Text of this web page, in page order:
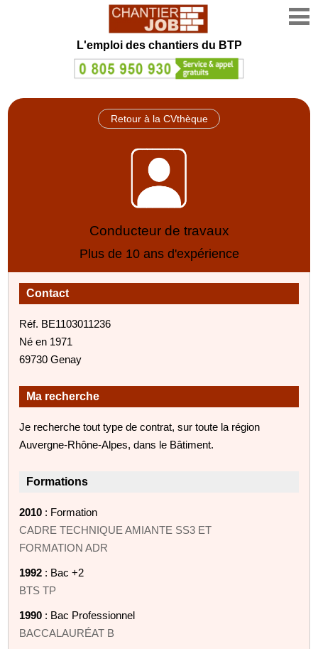
L'emploi des chantiers du BTP
Retour à la CVthèque
Conducteur de travaux
Plus de 10 ans d'expérience
Contact
Réf. BE1103011236
Né en 1971
69730 Genay
Ma recherche
Je recherche tout type de contrat, sur toute la région
Auvergne-Rhône-Alpes, dans le Bâtiment.
Formations
2010 : Formation
CADRE TECHNIQUE AMIANTE SS3 ET
FORMATION ADR
1992 : Bac +2
BTS TP
1990 : Bac Professionnel
BACCALAURÉAT B